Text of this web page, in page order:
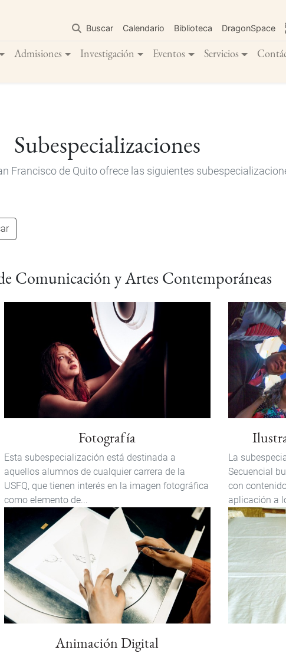
contenido
principal
Buscar Calendario Biblioteca DragonSpace
Admisiones Investigación Eventos Servicios
Subespecializaciones
Francisco de Quito ofrece las siguientes
Comunicación y Artes Contemporáneas
Fotografía
Esta subespecialización está destinada a
aquellos alumnos de cualquier carrera de la
USFQ, que tienen interés en la imagen fotográfica
como elemento de...
La
Secuencial
con
aplicación a
Animación Digital